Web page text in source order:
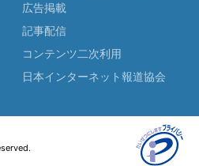
広告掲載
記事配信
コンテンツ二次利用
日本インターネット報道協会